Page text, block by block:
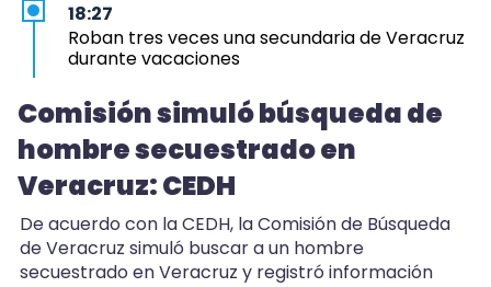
18:27
Roban tres veces una secundaria de Veracruz
durante vacaciones
18:22
Otra muerte en la UMA de Orizaba: fallece la
tigresa Tímida
18:07
Uno tras otro, hospitales en Xalapa reciben
motociclistas heridos
17:13
Comisión simuló búsqueda de
hombre secuestrado en
Veracruz: CEDH
De acuerdo con la CEDH, la Comisión de Búsqueda
de Veracruz simuló buscar a un hombre
secuestrado en Veracruz y registró información